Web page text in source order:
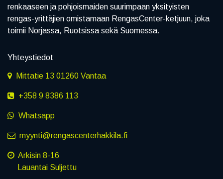
renkaaseen ja pohjoismaiden suurimpaan yksityisten
rengas-yrittäjien omistamaan RengasCenter-ketjuun, joka
toimii Norjassa, Ruotsissa sekä Suomessa.
Yhteystiedot
Mittatie 13 01260 Vantaa
+358 9 8386 113
Whatsapp
myynti@rengascenterhakkila.fi
Arkisin 8-16
Lauantai Suljettu